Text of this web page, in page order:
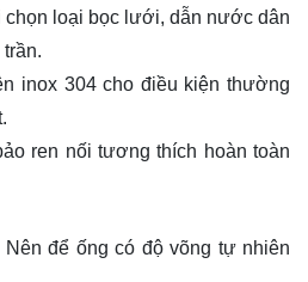
loại bọc lưới, dẫn nước dân
inox 304 cho điều kiện thường
ren nối tương thích hoàn toàn
để ống có độ võng tự nhiên